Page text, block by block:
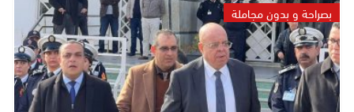
بصراحة و بدون مجاملة